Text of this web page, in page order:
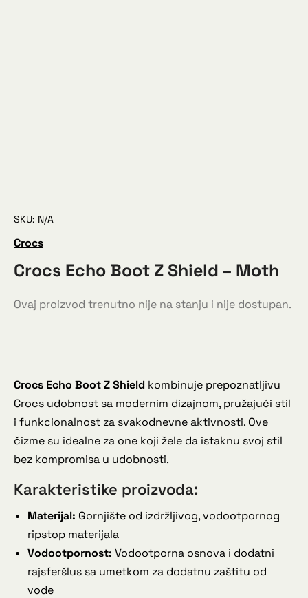
SKU: N/A
Crocs
Crocs Echo Boot Z Shield – Moth
Ovaj proizvod trenutno nije na stanju i nije dostupan.
Crocs Echo Boot Z Shield kombinuje prepoznatljivu
Crocs udobnost sa modernim dizajnom, pružajući stil
i funkcionalnost za svakodnevne aktivnosti. Ove
čizme su idealne za one koji žele da istaknu svoj stil
bez kompromisa u udobnosti.
Karakteristike proizvoda:
Materijal: Gornjište od izdržljivog, vodootpornog
ripstop materijala
Vodootpornost: Vodootporna osnova i dodatni
rajsferšlus sa umetkom za dodatnu zaštitu od
vode